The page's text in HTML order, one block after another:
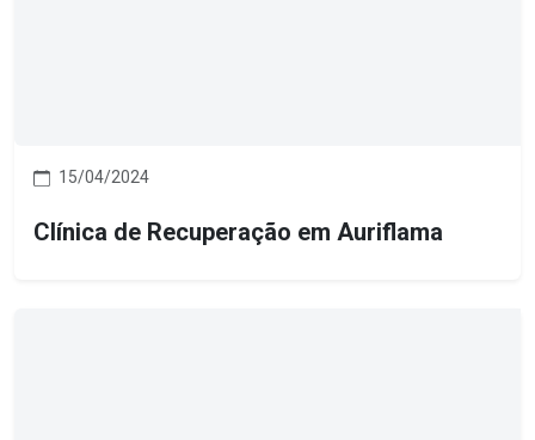
15/04/2024
Clínica de Recuperação em Auriflama